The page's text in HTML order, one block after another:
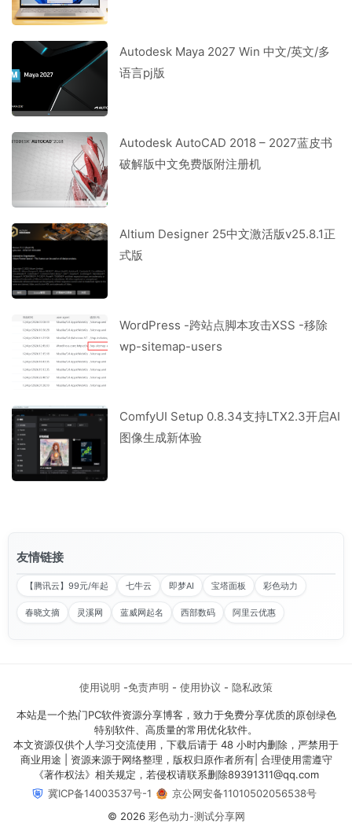
Autodesk Maya 2027 Win 中文/英文/多
语言pj版
Autodesk AutoCAD 2018 – 2027蓝皮书
破解版中文免费版附注册机
Altium Designer 25中文激活版v25.8.1正
式版
WordPress -跨站点脚本攻击XSS -移除
wp-sitemap-users
ComfyUI Setup 0.8.34支持LTX2.3开启AI
图像生成新体验
友情链接
【腾讯云】99元/年起 七牛云 即梦AI 宝塔面板 彩色动力
春晓文摘 灵溪网 蓝威网起名 西部数码 阿里云优惠
使用说明 -免责声明 - 使用协议 - 隐私政策
本站是一个热门PC软件资源分享博客，致力于免费分享优质的原创绿色
特别软件、高质量的常用优化软件。
本文资源仅供个人学习交流使用，下载后请于 48 小时内删除，严禁用于
商业用途 | 资源来源于网络整理，版权归原作者所有| 合理使用需遵守
《著作权法》相关规定，若侵权请联系删除​89391311@qq.com
冀ICP备14003537号-1
京公网安备11010502056538号
© 2026 彩色动力-测试分享网